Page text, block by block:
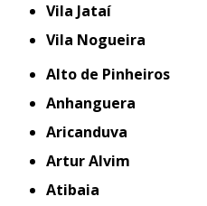
Vila Jataí
Vila Nogueira
Alto de Pinheiros
Anhanguera
Aricanduva
Artur Alvim
Atibaia